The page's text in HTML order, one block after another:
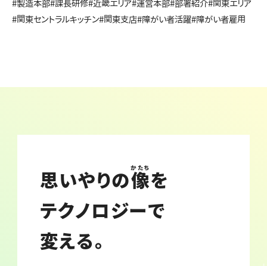
#製造本部#課長研修#近畿エリア#運営本部#部署紹介#関東エリア
#関東セントラルキッチン#関東支店#障がい者活躍#障がい者雇用
思いやりの像
かたち
を
テクノロジーで
変える。